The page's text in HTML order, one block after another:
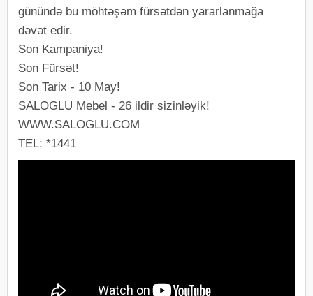
günündə bu möhtəşəm fürsətdən yararlanmağa
dəvət edir.
Son Kampaniya!
Son Fürsət!
Son Tarix - 10 May!
SALOGLU Mebel - 26 ildir sizinləyik!
WWW.SALOGLU.COM
TEL: *1441